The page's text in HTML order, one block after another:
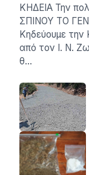
ΚΗΔΕΙΑ Την
ΣΠΙΝΟΥ ΤΟ
Κηδεύουμε την
από τον Ι. Ν.
θ…